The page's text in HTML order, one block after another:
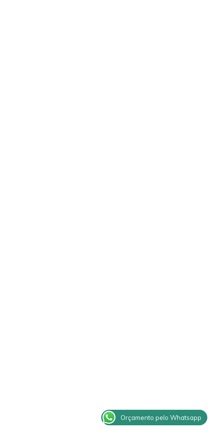
Orçamento pelo Whatsapp